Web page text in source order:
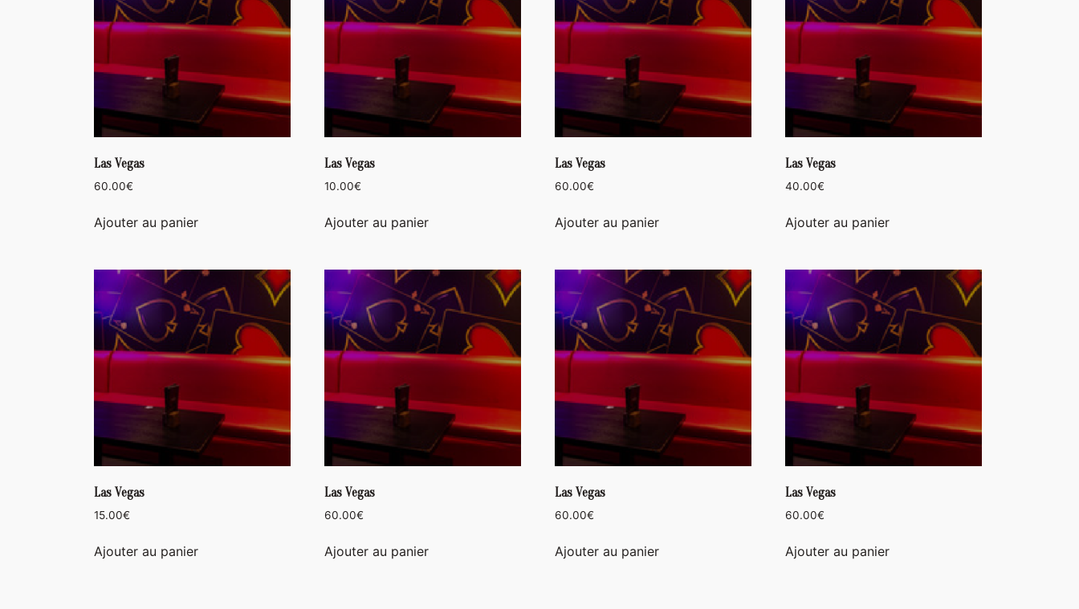
Las Vegas
60.00€
Ajouter au panier
Las Vegas
10.00€
Ajouter au panier
Las Vegas
60.00€
Ajouter au panier
Las Vegas
40.00€
Ajouter au panier
Las Vegas
15.00€
Ajouter au panier
Las Vegas
60.00€
Ajouter au panier
Las Vegas
60.00€
Ajouter au panier
Las Vegas
60.00€
Ajouter au panier